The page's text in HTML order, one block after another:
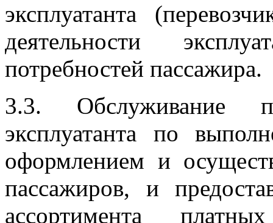
эксплуатанта
деятельности
потребностей пассажира.
3.3. Обслуживание
эксплуатанта по
оформлением и
пассажиров, и
ассортимента